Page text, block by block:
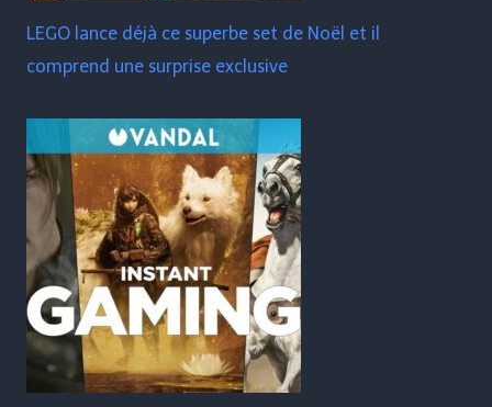
LEGO lance déjà ce superbe set de Noël et il
comprend une surprise exclusive